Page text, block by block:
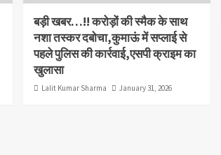
बड़ी खबर…!! करोड़ों की स्मैक के साथ
नशा तस्कर दबोचा,कुमाऊं में सप्लाई से
पहले पुलिस की कार्रवाई,एसपी क्राइम का
खुलासा
Lalit Kumar Sharma January 31, 2026